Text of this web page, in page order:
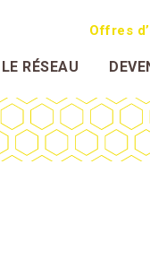
Offres
LE RÉSEAU